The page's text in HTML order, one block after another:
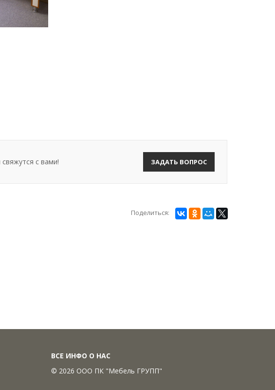
с вами! ЗАДАТЬ ВОПРОС
Поделиться:
ВСЕ ИНФО О НАС
© 2026 ООО ПК "Мебель ГРУПП"